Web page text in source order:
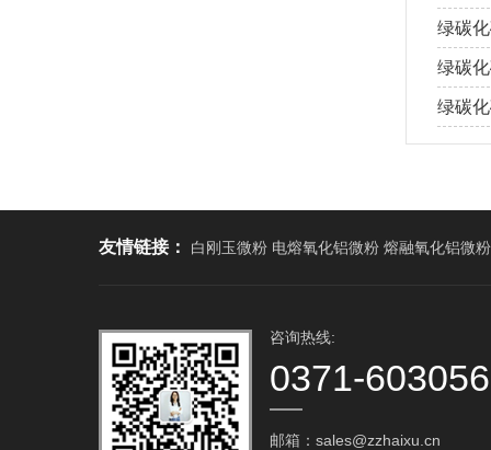
绿碳
绿碳
绿碳
友情链接： 白刚玉微粉 电熔氧化铝微粉 熔融氧化铝微粉
咨询热线:
0371-
邮箱：sales@zzhaixu.cn